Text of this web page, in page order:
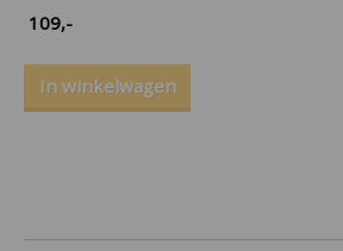
109,-
In winkelwagen